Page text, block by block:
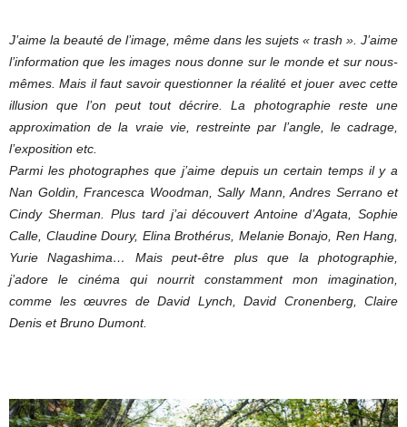
J’aime la beauté de l’image, même dans les sujets « trash ». J’aime
l’information que les images nous donne sur le monde et sur nous-
mêmes. Mais il faut savoir questionner la réalité et jouer avec cette
illusion que l’on peut tout décrire. La photographie reste une
approximation de la vraie vie, restreinte par l’angle, le cadrage,
l’exposition etc.
Parmi les photographes que j’aime depuis un certain temps il y a
Nan Goldin, Francesca Woodman, Sally Mann, Andres Serrano et
Cindy Sherman. Plus tard j’ai découvert Antoine d’Agata, Sophie
Calle, Claudine Doury, Elina Brothérus, Melanie Bonajo, Ren Hang,
Yurie Nagashima… Mais peut-être plus que la photographie,
j’adore le cinéma qui nourrit constamment mon imagination,
comme les œuvres de David Lynch, David Cronenberg, Claire
Denis et Bruno Dumont.